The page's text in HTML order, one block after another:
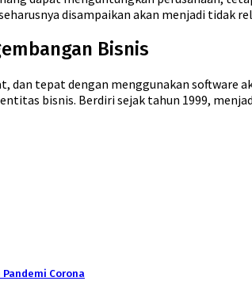
disampaikan akan menjadi tidak
Bisnis
dan tepat dengan menggunakan software
bisnis. Berdiri sejak tahun 1999,
Corona